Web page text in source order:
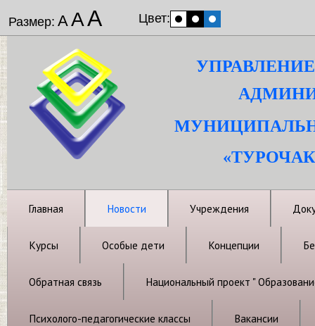
Размер: ААА Цвет:
Главная Новости Учреждения
Курсы Особые дети Концепции
Обратная связь Национальный проект "
Психолого-педагогические классы Вакансии